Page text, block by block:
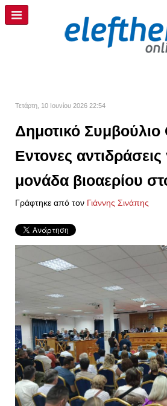
Τετάρτη, 10 Ιουνίου 2026 22:54
Δημοτικό Συμβούλιο
Εντονες αντιδράσεις
μονάδα βιοαερίου
Γράφτηκε από τον Γιάννης Σινάπης